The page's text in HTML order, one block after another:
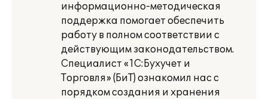
информационно-методическая
поддержка помогает обеспечить
работу в полном соответствии с
действующим законодательством.
Специалист «1С:Бухучет и
Торговля» (БиТ) ознакомил нас с
порядком создания и хранения